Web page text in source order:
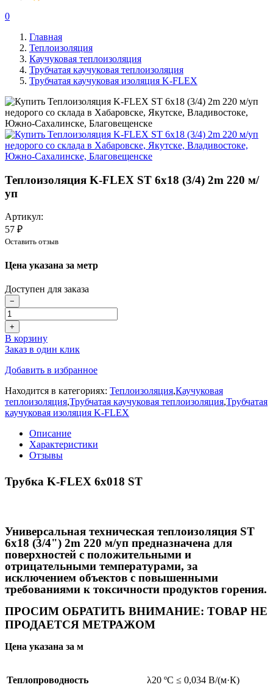
0
Главная
Теплоизоляция
Каучуковая теплоизоляция
Трубчатая каучуковая теплоизоляция
Трубчатая каучуковая изоляция K-FLEX
Теплоизоляция K-FLEX ST 6х18 (3/4) 2m 220 м/
уп
Артикул:
57 ₽
Оставить отзыв
Цена указана за метр
Доступен для заказа
−
+
В корзину
Заказ в один клик
Добавить в избранное
Находится в категориях: Теплоизоляция,Каучуковая
теплоизоляция,Трубчатая каучуковая теплоизоляция,Трубчатая
каучуковая изоляция K-FLEX
Описание
Характеристики
Отзывы
Трубка K-FLEX 6x018 ST
Универсальная техническая теплоизоляция ST
6х18 (3/4") 2m 220 м/уп предназначена для
поверхностей с положительными и
отрицательными температурами, за
исключением объектов с повышенными
требованиями к токсичности продуктов горения.
ПРОСИМ ОБРАТИТЬ ВНИМАНИЕ: ТОВАР НЕ
ПРОДАЕТСЯ МЕТРАЖОМ
Цена указана за м
Теплопроводность
λ20 ºC ≤ 0,034 В/(м·К)